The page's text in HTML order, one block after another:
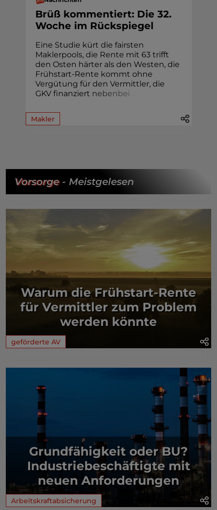
Brüß kommentiert: Die 32.
Woche im Rückspiegel
Eine Studie kürt die fairsten
Maklerpools, die Rente mit 63 trifft
den Osten härter als den Westen, die
Frühstart-Rente kommt ohne
Vergütung für den Vermittler, die
GKV finanziert nebenbei
Makler
Vorsorge- Meistgelesen
Warum die Frühstart-Rente
für Vermittler zum Problem
werden könnte
geförderte AV
Grundfähigkeit oder BU?
Industriebeschäftigte mit
neuen Anforderungen
Arbeitskraftabsicherung